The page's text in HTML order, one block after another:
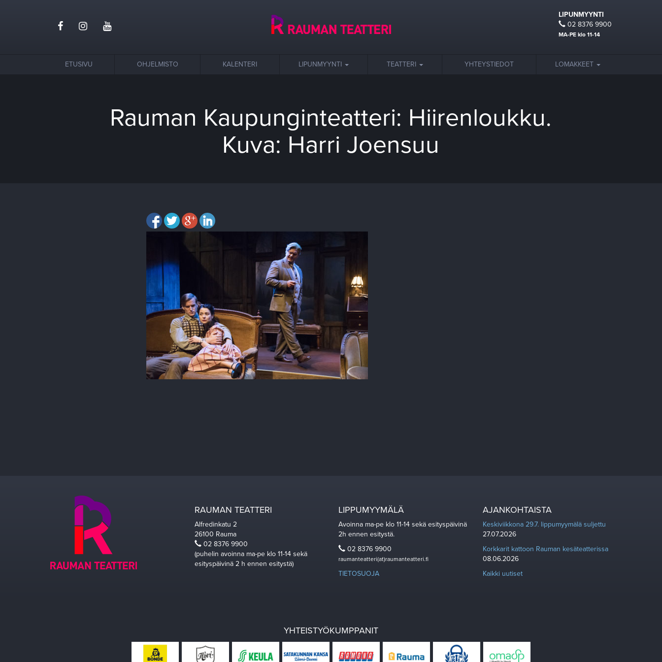
LIPUNMYYNTI
02 8376 9900
MA-PE klo 11-14
ETUSIVU OHJELMISTO KALENTERI LIPUNMYYNTI TEATTERI YHTEYSTIEDOT LOMAKKEET
Rauman Kaupunginteatteri: Hiirenloukku.
Kuva: Harri Joensuu
RAUMAN TEATTERI
Alfredinkatu 2
26100 Rauma
02 8376 9900
(puhelin avoinna ma-pe klo 11-14 sekä
esityspäivinä 2 h ennen esitystä)
LIPPUMYYMÄLÄ
Avoinna ma-pe klo 11-14 sekä esityspäivinä
2h ennen esitystä.
02 8376 9900
raumanteatteri(at)raumanteatteri.fi
TIETOSUOJA
AJANKOHTAISTA
Keskiviikkona 29.7. lippumyymälä suljettu
27.07.2026
Korkkarit kattoon Rauman kesäteatterissa
08.06.2026
Kaikki uutiset
YHTEISTYÖKUMPPANIT